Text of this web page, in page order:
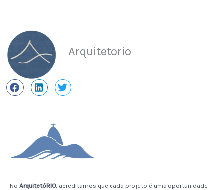
Arquitetorio
No ArquitetóRIO, acreditamos que cada projeto é uma oportunidade